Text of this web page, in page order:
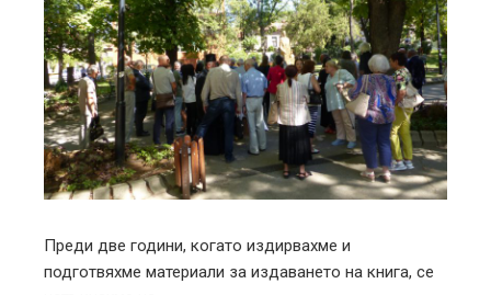
Преди две години, когато издирвахме и
подготвяхме материали за издаването на книга, се